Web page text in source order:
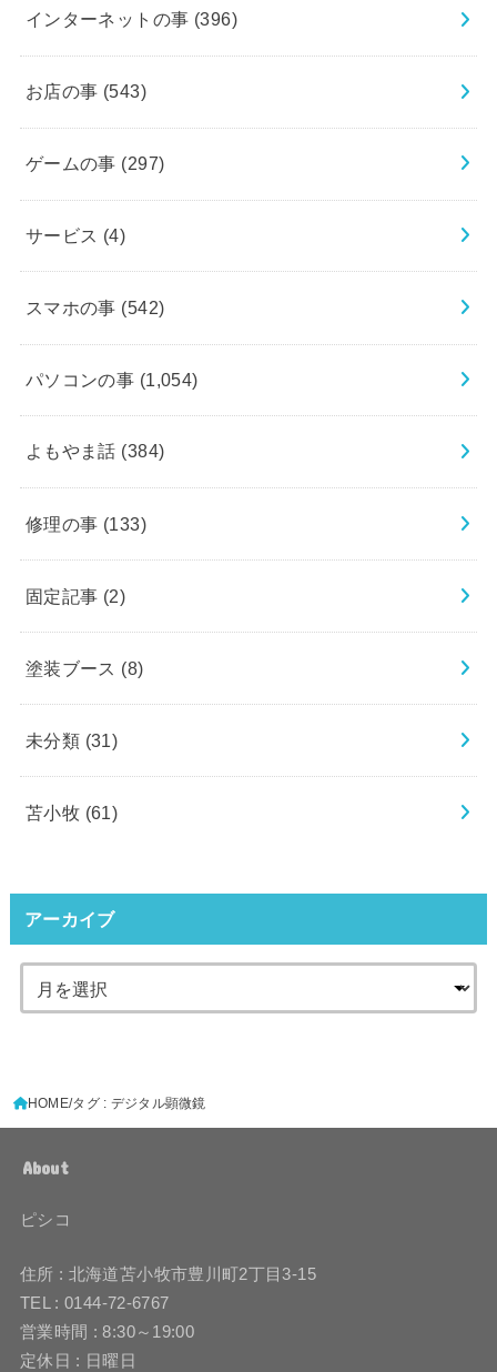
インターネットの事 (396)
お店の事 (543)
ゲームの事 (297)
サービス (4)
スマホの事 (542)
パソコンの事 (1,054)
よもやま話 (384)
修理の事 (133)
固定記事 (2)
塗装ブース (8)
未分類 (31)
苫小牧 (61)
アーカイブ
HOME タグ : デジタル顕微鏡
About
ピシコ
住所 : 北海道苫小牧市豊川町2丁目3-15
TEL : 0144-72-6767
営業時間 : 8:30～19:00
定休日 : 日曜日